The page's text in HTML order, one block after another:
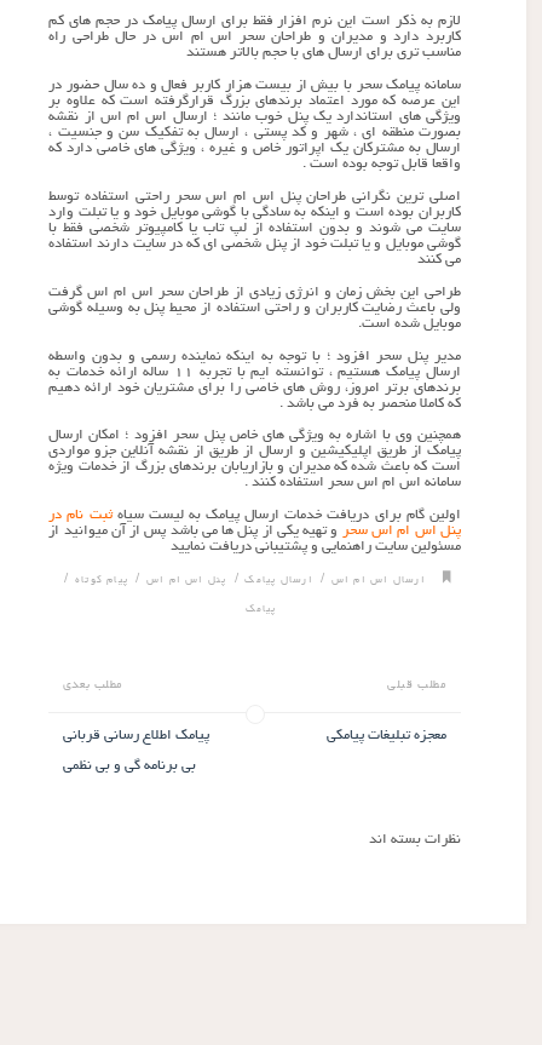
لازم به ذکر است این نرم افزار فقط برای ارسال پیامک در حجم های کم
کاربرد دارد و مدیران و طراحان سحر اس ام اس در حال طراحی راه
مناسب تری برای ارسال های با حجم بالاتر هستند
سامانه پیامک سحر با بیش از بیست هزار کاربر فعال و ده سال حضور در
این عرصه که مورد اعتماد برندهای بزرگ قرارگرفته است که علاوه بر
ویژگی های استاندارد یک پنل خوب مانند ؛ ارسال اس ام اس از نقشه
بصورت منطقه ای ، شهر و کد پستی ، ارسال به تفکیک سن و جنسیت ،
ارسال به مشترکان یک اپراتور خاص و غیره ، ویژگی های خاصی دارد که
واقعا قابل توجه بوده است .
اصلی ترین نگرانی طراحان پنل اس ام اس سحر راحتی استفاده توسط
کاربران بوده است و اینکه به سادگی با گوشی موبایل خود و یا تبلت وارد
سایت می شوند و بدون استفاده از لپ تاب یا کامپیوتر شخصی فقط با
گوشی موبایل و یا تبلت خود از پنل شخصی ای که در سایت دارند استفاده
می کنند
طراحی این بخش زمان و انرژی زیادی از طراحان سحر اس ام اس گرفت
ولی باعث رضایت کاربران و راحتی استفاده از محیط پنل به وسیله گوشی
موبایل شده است.
مدیر پنل سحر افزود ؛ با توجه به اینکه نماینده رسمی و بدون واسطه
ارسال پیامک هستیم ، توانسته ایم با تجربه ۱۱ ساله ارائه خدمات به
برندهای برتر امروز، روش های خاصی را برای مشتریان خود ارائه دهیم
که کاملا منحصر به فرد می باشد .
همچنین وی با اشاره به ویژگی های خاص پنل سحر افزود ؛ امکان ارسال
پیامک از طریق اپلیکیشین و ارسال از طریق از نقشه آنلاین جزو مواردی
است که باعث شده که مدیران و بازاریابان برندهای بزرگ از خدمات ویژه
سامانه اس ام اس سحر استفاده کنند .
اولین گام برای دریافت خدمات ارسال پیامک به لیست سیاهثبت نام در
پنل اس ام اس سحرو تهیه یکی از پنل ها می باشد پس از آن میوانید از
مسئولین سایت راهنمایی و پشتیبانی دریافت نمایید
ارسال اس ام اس/ ارسال پیامک/ پنل اس ام اس/ پیام کوتاه /
پیامک
مطلب قبلی
معجزه تبلیغات پیامکی
مطلب بعدی
پیامک اطلاع رسانی قربانی
بی برنامه گی و بی نظمی
نظرات بسته اند